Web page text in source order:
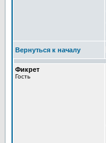
Вернуться к началу
Фикрет
Гость